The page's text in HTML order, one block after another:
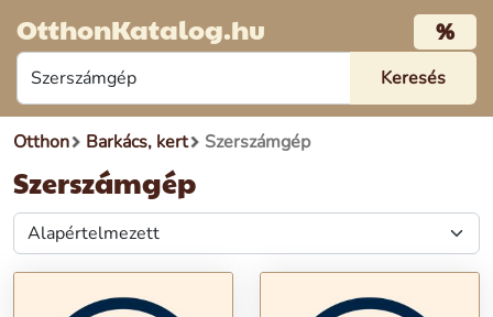
OtthonKatalog.hu %
Otthon Barkács, kert Szerszámgép
Szerszámgép